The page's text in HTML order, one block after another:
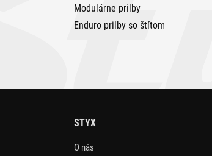
Modulárne prilby
Enduro prilby so štítom
STYX
O nás